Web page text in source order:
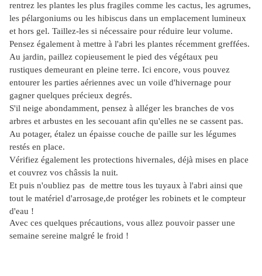
rentrez les plantes les plus fragiles comme les cactus, les agrumes,
les pélargoniums ou les hibiscus dans un emplacement lumineux
et hors gel. Taillez-les si nécessaire pour réduire leur volume.
Pensez également à mettre à l'abri les plantes récemment greffées.
Au jardin, paillez copieusement le pied des végétaux peu
rustiques demeurant en pleine terre. Ici encore, vous pouvez
entourer les parties aériennes avec un voile d'hivernage pour
gagner quelques précieux degrés.
S'il neige abondamment, pensez à alléger les branches de vos
arbres et arbustes en les secouant afin qu'elles ne se cassent pas.
Au potager, étalez un épaisse couche de paille sur les légumes
restés en place.
Vérifiez également les protections hivernales, déjà mises en place
et couvrez vos châssis la nuit.
Et puis n'oubliez pas de mettre tous les tuyaux à l'abri ainsi que
tout le matériel d'arrosage,de protéger les robinets et le compteur
d'eau !
Avec ces quelques précautions, vous allez pouvoir passer une
semaine sereine malgré le froid !